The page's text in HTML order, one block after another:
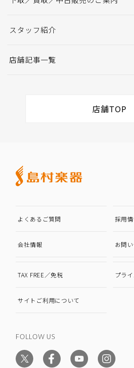
スタッフ紹介
店舗記事一覧
店舗TOP
よくあるご質問 採用
会社情報 お問
TAX FREE／免税 プラ
サイトご利用について
FOLLOW US